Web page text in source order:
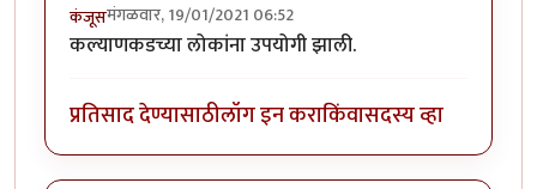
कंजूसमंगळवार, 19/01/2021 06:52
कल्याणकडच्या लोकांना उपयोगी झाली.
प्रतिसाद देण्यासाठीलॉग इन कराकिंवासदस्य व्हा